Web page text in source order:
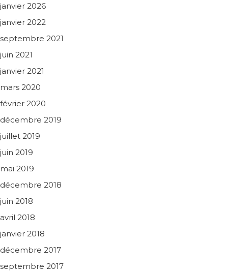
janvier 2026
janvier 2022
septembre 2021
juin 2021
janvier 2021
mars 2020
février 2020
décembre 2019
juillet 2019
juin 2019
mai 2019
décembre 2018
juin 2018
avril 2018
janvier 2018
décembre 2017
septembre 2017